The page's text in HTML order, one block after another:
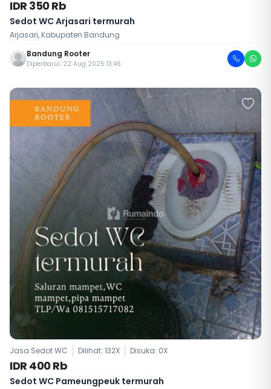
IDR 350 Rb
Sedot WC Arjasari termurah
Arjasari, Kabupaten Bandung
Bandung Rooter
Diperbarui: 22 Aug 2025 13:46
Jasa Sedot WC Dilihat: 132X Disuka: 0X
IDR 400 Rb
Sedot WC Pameungpeuk termurah